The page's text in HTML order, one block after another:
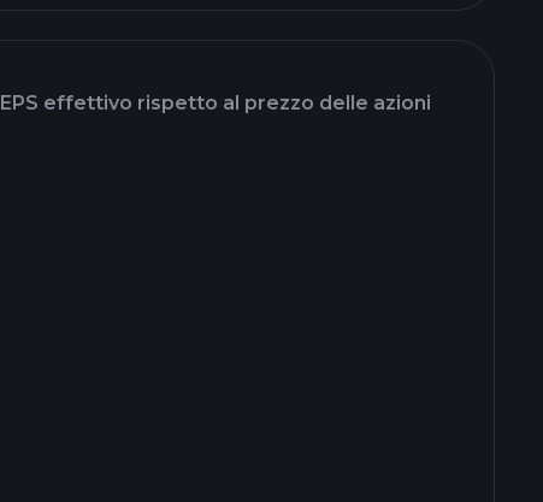
EPS effettivo rispetto al prezzo delle azioni